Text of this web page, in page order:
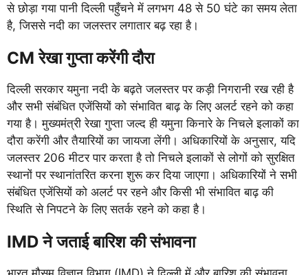
से छोड़ा गया पानी दिल्ली पहुँचने में लगभग 48 से 50 घंटे का समय लेता
है, जिससे नदी का जलस्तर लगातार बढ़ रहा है।
CM रेखा गुप्ता करेंगी दौरा
दिल्ली सरकार यमुना नदी के बढ़ते जलस्तर पर कड़ी निगरानी रख रही है
और सभी संबंधित एजेंसियों को संभावित बाढ़ के लिए अलर्ट रहने को कहा
गया है। मुख्यमंत्री रेखा गुप्ता जल्द ही यमुना किनारे के निचले इलाकों का
दौरा करेंगी और तैयारियों का जायजा लेंगी। अधिकारियों के अनुसार, यदि
जलस्तर 206 मीटर पार करता है तो निचले इलाकों से लोगों को सुरक्षित
स्थानों पर स्थानांतरित करना शुरू कर दिया जाएगा। अधिकारियों ने सभी
संबंधित एजेंसियों को अलर्ट पर रहने और किसी भी संभावित बाढ़ की
स्थिति से निपटने के लिए सतर्क रहने को कहा है।
IMD ने जताई बारिश की संभावना